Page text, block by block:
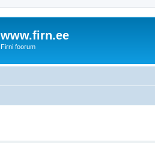
www.firn.ee
Firni foorum